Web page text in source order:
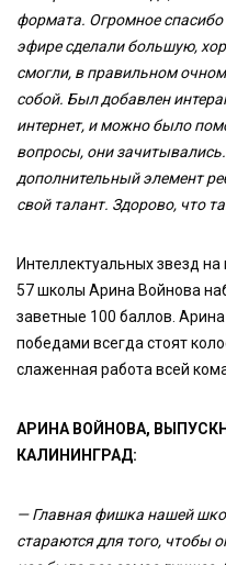
формата. Огромное
эфире сделали большую,
смогли, в правильном
собой. Был добавлен
интернет, и можно было
вопросы, они
дополнительный элемент
свой талант. Здорово, что
Интеллектуальных звезд
57 школы Арина Войнова
заветные 100 баллов.
победами всегда стоят
слаженная работа всей
АРИНА ВОЙНОВА,
КАЛИНИНГРАД:
— Главная фишка нашей
стараются для того, чтобы